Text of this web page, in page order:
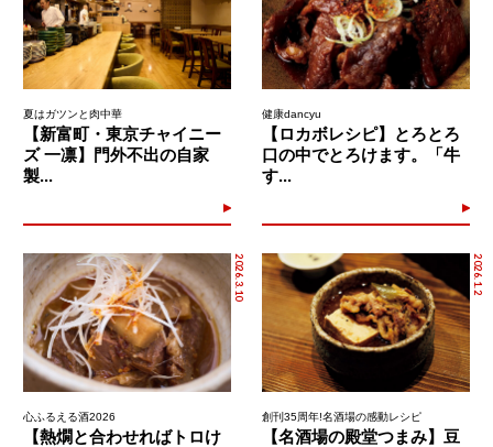
夏はガツンと肉中華
【新富町・東京チャイニー
ズ 一凛】門外不出の自家
製...
健康dancyu
【ロカボレシピ】とろとろ
口の中でとろけます。「牛
す...
2026.3.10
心ふるえる酒2026
【熱燗と合わせればトロけ
2026.1.2
創刊35周年!名酒場の感動レシピ
【名酒場の殿堂つまみ】豆